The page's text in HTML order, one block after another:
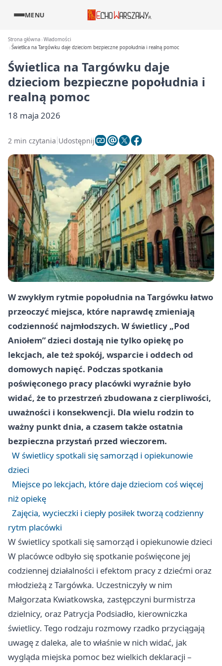
MENU
Strona główna Wiadomości
Świetlica na Targówku daje dzieciom bezpieczne popołudnia i realną pomoc
Świetlica na Targówku daje
dzieciom bezpieczne popołudnia i
realną pomoc
18 maja 2026
2 min czytania Udostępnij
W zwykłym rytmie popołudnia na Targówku łatwo
przeoczyć miejsca, które naprawdę zmieniają
codzienność najmłodszych. W świetlicy „Pod
Aniołem” dzieci dostają nie tylko opiekę po
lekcjach, ale też spokój, wsparcie i oddech od
domowych napięć. Podczas spotkania
poświęconego pracy placówki wyraźnie było
widać, że to przestrzeń zbudowana z cierpliwości,
uważności i konsekwencji. Dla wielu rodzin to
ważny punkt dnia, a czasem także ostatnia
bezpieczna przystań przed wieczorem.
W świetlicy spotkali się samorząd i opiekunowie
dzieci
Miejsce po lekcjach, które daje dzieciom coś więcej
niż opiekę
Zajęcia, wycieczki i ciepły posiłek tworzą codzienny
rytm placówki
W świetlicy spotkali się samorząd i opiekunowie dzieci
W placówce odbyło się spotkanie poświęcone jej
codziennej działalności i efektom pracy z dziećmi oraz
młodzieżą z Targówka. Uczestniczyły w nim
Małgorzata Kwiatkowska, zastępczyni burmistrza
dzielnicy, oraz Patrycja Podsiadło, kierowniczka
świetlicy. Tego rodzaju rozmowy rzadko przyciągają
uwagę z daleka, ale to właśnie w nich widać, jak
wygląda miejska pomoc bez wielkich deklaracji –